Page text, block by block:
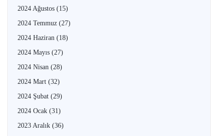
2024 Ağustos (15)
2024 Temmuz (27)
2024 Haziran (18)
2024 Mayıs (27)
2024 Nisan (28)
2024 Mart (32)
2024 Şubat (29)
2024 Ocak (31)
2023 Aralık (36)